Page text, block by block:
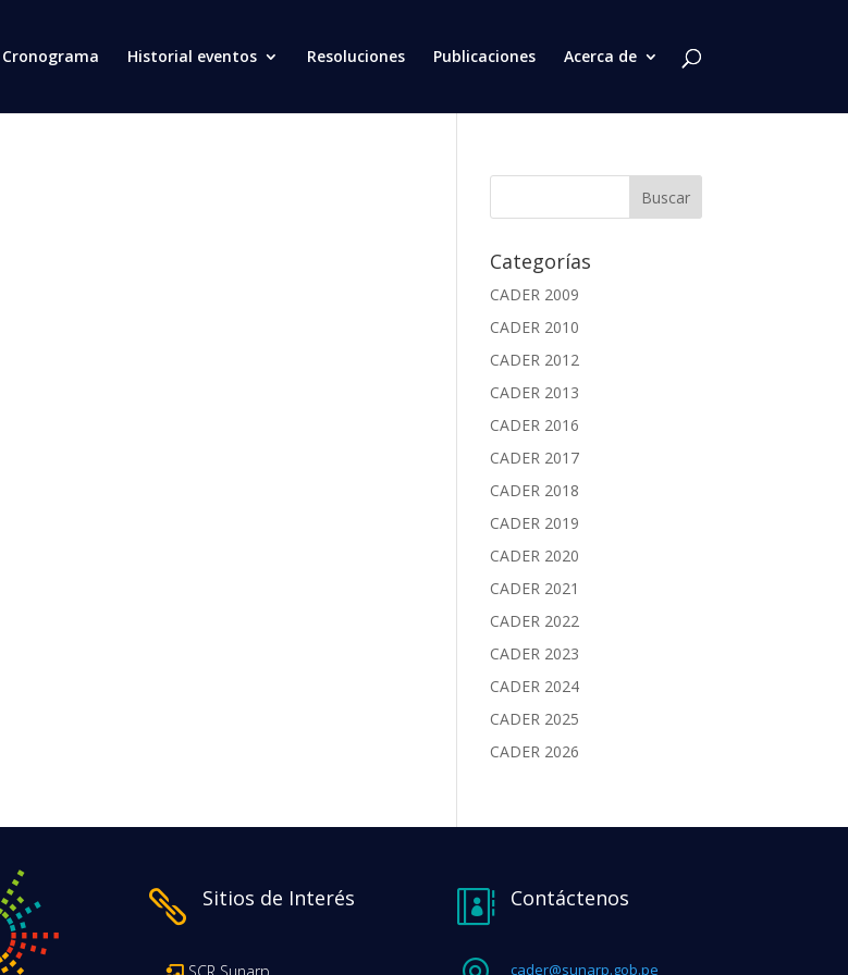
Cronograma Historial eventos Resoluciones Publicaciones Acerca de
Categorías
CADER 2009
CADER 2010
CADER 2012
CADER 2013
CADER 2016
CADER 2017
CADER 2018
CADER 2019
CADER 2020
CADER 2021
CADER 2022
CADER 2023
CADER 2024
CADER 2025
CADER 2026
 Sitios de Interés
SCR Sunarp
 Contáctenos
cader@sunarp.gob.pe